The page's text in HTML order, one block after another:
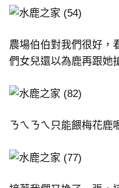
農場伯伯對我們很好，
們女兒還以為鹿再跟她
ㄋㄟㄋㄟ只能餵梅花鹿